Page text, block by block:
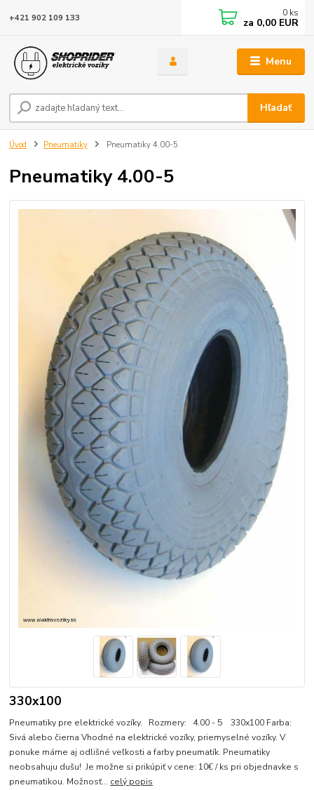
Menu
Hľadať
+421 902 109 133 0 ks
za 0,00 EUR
Úvod Pneumatiky Pneumatiky 4.00-5
Pneumatiky 4.00-5
330x100
Pneumatiky pre elektrické vozíky. Rozmery: 4.00 - 5 330x100 Farba:
Sivá alebo čierna Vhodné na elektrické vozíky, priemyselné vozíky. V
ponuke máme aj odlišné veľkosti a farby pneumatík. Pneumatiky
neobsahuju dušu! Je možne si prikúpiť v cene: 10€ / ks pri objednavke s
pneumatikou. Možnosť... celý popis